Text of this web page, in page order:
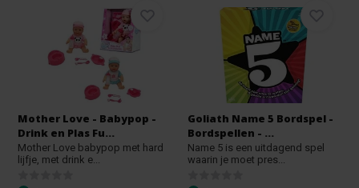
Mother Love - Babypop -
Drink en Plas Fu...
Mother Love babypop met hard
lijfje, met drink e...
Goliath Name 5 Bordspel -
Bordspellen - ...
Name 5 is een uitdagend spel
waarin je moet pres...